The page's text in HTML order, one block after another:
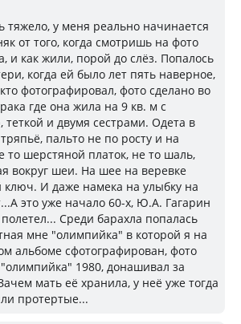
тяжело, у меня реально начинается
от того, когда смотришь на фото
и как жили, порой до слёз. Попалось
когда ей было лет пять наверное,
фотографировал, фото сделано во
где она жила на 9 кв. м с
теткой и двумя сестрами. Одета в
пальто не по росту и на
то шерстяной платок, не то шаль,
вокруг шеи. На шее на веревке
И даже намека на улыбку на
это уже начало 60-х, Ю.А. Гагарин
полетел... Среди барахла попалась
мне "олимпийка" в которой я на
альбоме сфотографирован, фото
"олимпийка" 1980, донашивал за
мать её хранила, у неё уже тогда
протертые...